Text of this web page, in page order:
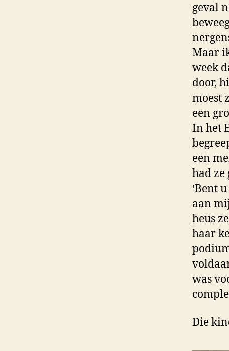
geval
Maar
week
door,
moest
een
In het
een
had ze
‘Bent
aan
heus
haar
was
Die